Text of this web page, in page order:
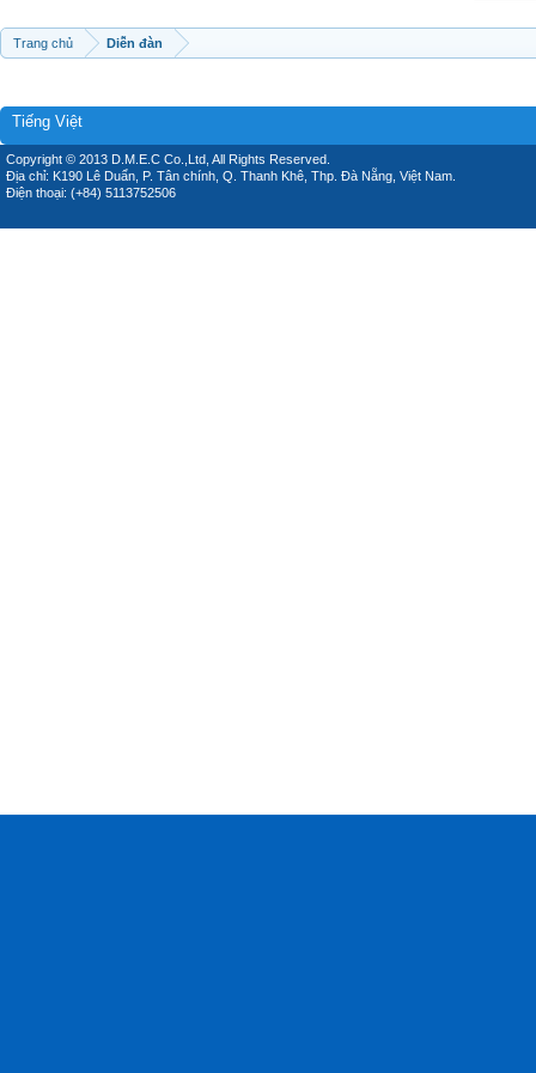
Trang chủ Diễn đàn
Tiếng Việt
Copyright © 2013 D.M.E.C Co.,Ltd, All Rights Reserved.
Địa chỉ: K190 Lê Duẩn, P. Tân chính, Q. Thanh Khê, Thp. Đà Nẵng, Việt Nam.
Điện thoại: (+84) 5113752506